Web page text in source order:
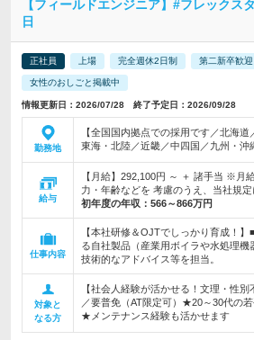
【フィールドエンジニア】#フレックス
日
正社員 上場 完全週休2日制 第二新卒歓迎
女性のおしごと掲載中
情報更新日：2026/07/28 終了予定日：2026/09/28
勤務地
【全国国内拠点での採用です／北海
東海・北陸／近畿／中四国／九州・沖
給与
【月給】292,100円 ～ ＋ 諸手当 ※月
力・年齢などを 考慮のうえ、当社規定
初年度の年収： 566～866万円
仕事内容
【本社研修＆OJTでしっかり育成！】
る自社製品（産業用ボイラや水処理機
技術的なアドバイス等を担当。
対象と
なる方
【社会人経験が活かせる！文理・性
／要普免（AT限定可）★20～30代の若
★メンテナンス経験も活かせます